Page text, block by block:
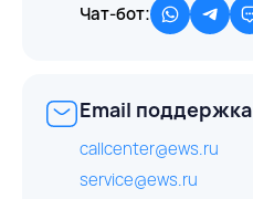
Чат-бот:
Email поддержка
callcenter@ews.ru
service@ews.ru